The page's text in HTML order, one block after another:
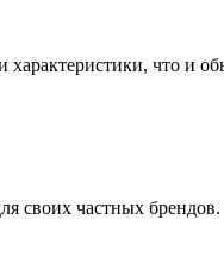
характеристики, что и
своих частных брендов.